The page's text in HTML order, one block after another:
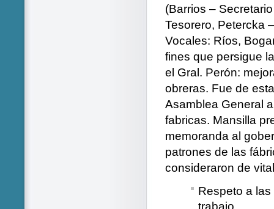
(Barrios –
Tesorero, Petercka
Vocales: Ríos,
fines que persigue
el Gral. Perón:
obreras. Fue de
Asamblea General
fabricas. Mansilla
memoranda al
patrones de las
consideraron de
Respeto a
trabajo